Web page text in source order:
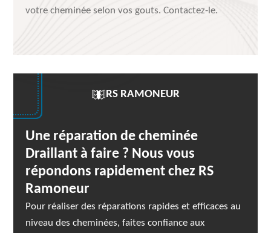
votre cheminée selon vos gouts. Contactez-le.
RS RAMONEUR
Une réparation de cheminée
Draillant à faire ? Nous vous
répondons rapidement chez RS
Ramoneur
Pour réaliser des réparations rapides et efficaces au
niveau des cheminées, faites confiance aux